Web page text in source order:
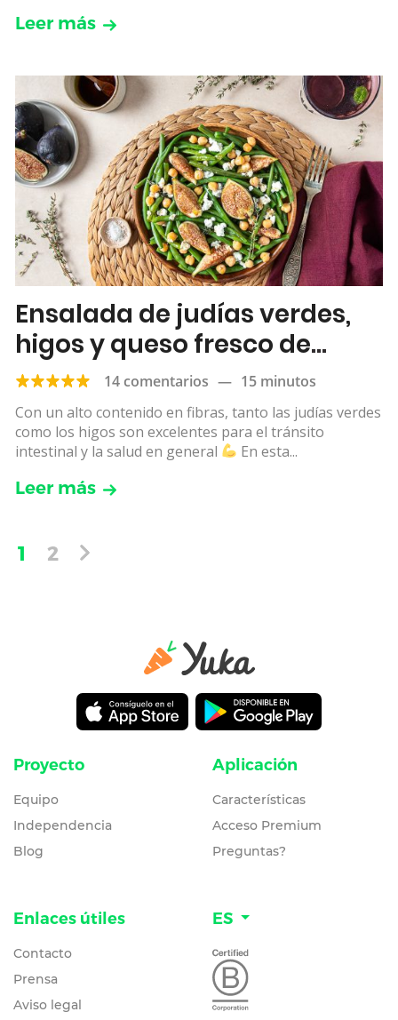
Leer más
Ensalada de judías verdes,
higos y queso fresco de
cabra
14 comentarios — 15 minutos
Con un alto contenido en fibras, tanto las judías verdes
como los higos son excelentes para el tránsito
intestinal y la salud en general
En esta...
Leer más
1 2
Proyecto
Equipo
Independencia
Blog
Aplicación
Características
Acceso Premium
Preguntas?
Enlaces útiles
Contacto
Prensa
Aviso legal
ES